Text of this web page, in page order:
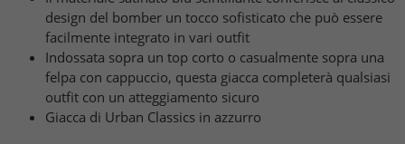
design del bomber un tocco sofisticato che può essere
facilmente integrato in vari outfit
Indossata sopra un top corto o casualmente sopra una
felpa con cappuccio, questa giacca completerà qualsiasi
outfit con un atteggiamento sicuro
Giacca di Urban Classics in azzurro